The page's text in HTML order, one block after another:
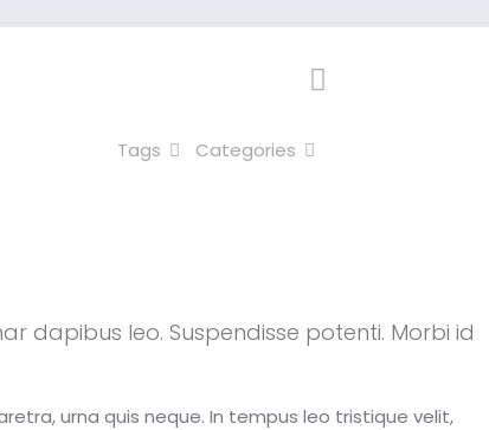
Categories
Tags
dapibus leo. Suspendisse potenti. Morbi id
urna quis neque. In tempus leo tristique velit,